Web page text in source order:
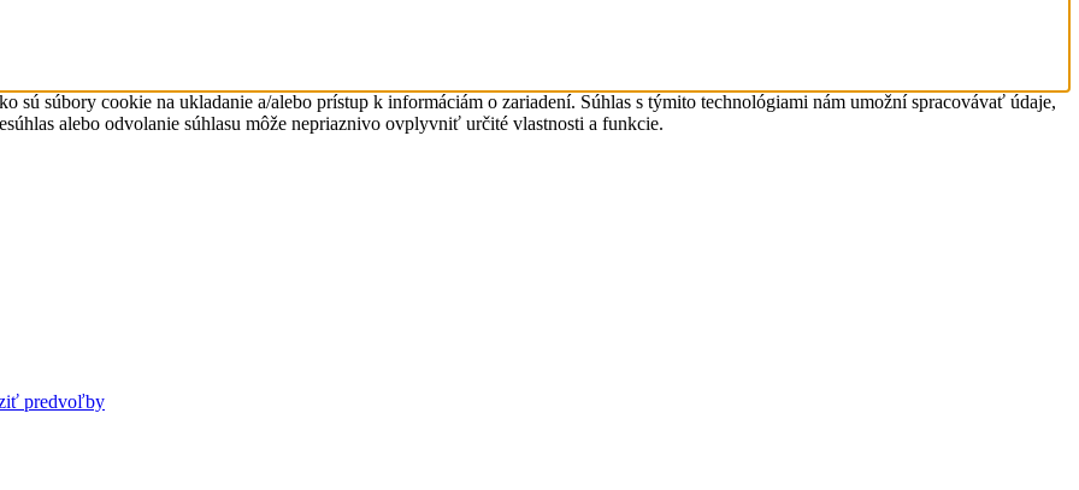
sú súbory cookie na ukladanie a/alebo prístup k informáciám o zariadení. Súhlas s týmito technológiami nám umožní spracovávať údaje,
alebo odvolanie súhlasu môže nepriaznivo ovplyvniť určité vlastnosti a funkcie.
predvoľby